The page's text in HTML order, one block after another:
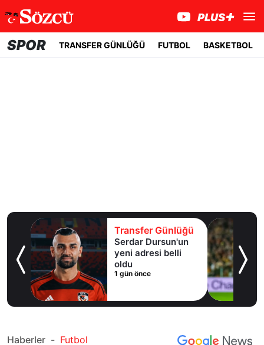
SPOR TRANSFER GÜNLÜĞÜ FUTBOL BASKETBOL
Transfer Günlüğü
Serdar Dursun'un
yeni adresi belli
oldu
1 gün önce
Transfer Günlüğü
Galatasaray'a
sürpriz orta saha
1 gün önce
Haberler - Futbol